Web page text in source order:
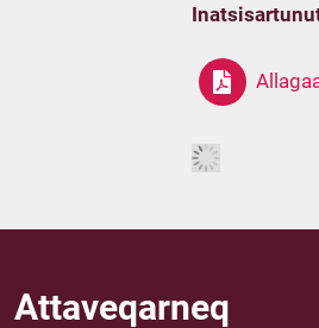
Attaveqarneq